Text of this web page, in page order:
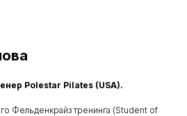
Polestar Pilates (USA).
Фельденкрайз тренинга (Student of